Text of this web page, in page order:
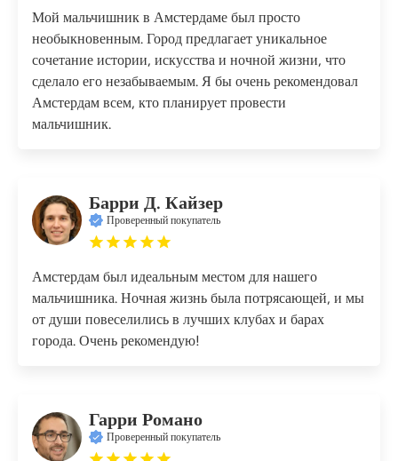
Мой мальчишник в Амстердаме был просто
необыкновенным. Город предлагает уникальное
сочетание истории, искусства и ночной жизни, что
сделало его незабываемым. Я бы очень рекомендовал
Амстердам всем, кто планирует провести
мальчишник.
Барри Д. Кайзер
Проверенный покупатель
Амстердам был идеальным местом для нашего
мальчишника. Ночная жизнь была потрясающей, и мы
от души повеселились в лучших клубах и барах
города. Очень рекомендую!
Гарри Романо
Проверенный покупатель